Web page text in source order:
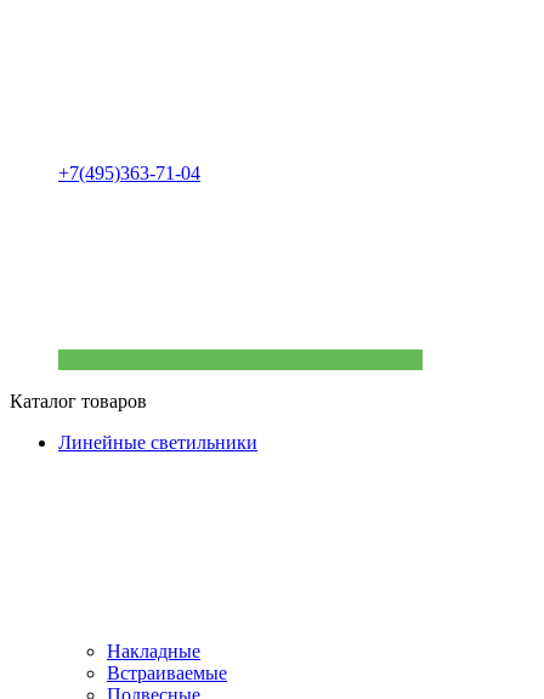
+7(495)363-71-04
Каталог товаров
Линейные светильники
Накладные
Встраиваемые
Подвесные